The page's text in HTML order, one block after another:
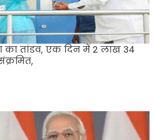
का तांडव, एक दिन में 2 लाख 34